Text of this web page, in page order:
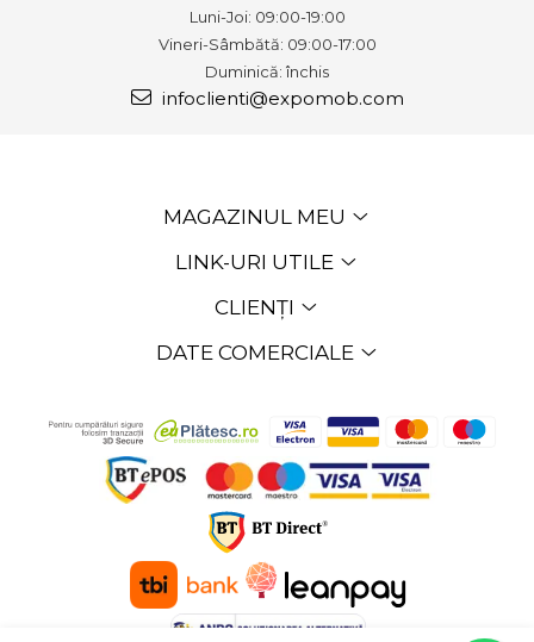
Luni-Joi: 09:00-19:00
Vineri-Sâmbătă: 09:00-17:00
Duminică: închis
infoclienti@expomob.com
MAGAZINUL MEU
LINK-URI UTILE
CLIENȚI
DATE COMERCIALE